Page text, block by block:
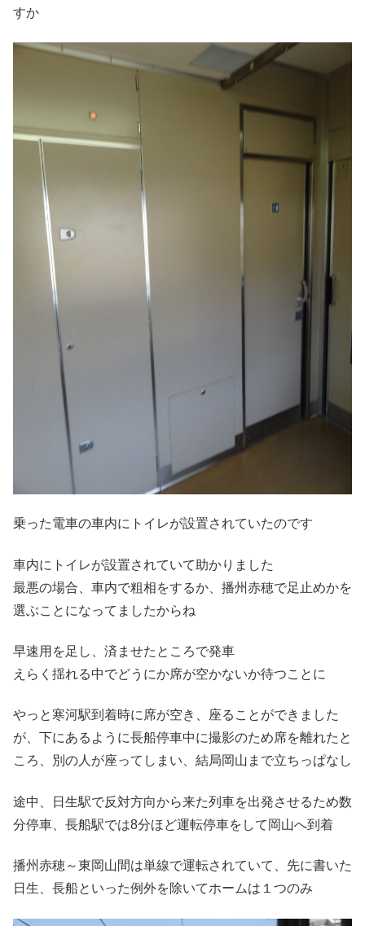
すか
乗った電車の車内にトイレが設置されていたのです
車内にトイレが設置されていて助かりました
最悪の場合、車内で粗相をするか、播州赤穂で足止めかを
選ぶことになってましたからね
早速用を足し、済ませたところで発車
えらく揺れる中でどうにか席が空かないか待つことに
やっと寒河駅到着時に席が空き、座ることができました
が、下にあるように長船停車中に撮影のため席を離れたと
ころ、別の人が座ってしまい、結局岡山まで立ちっぱなし
途中、日生駅で反対方向から来た列車を出発させるため数
分停車、長船駅では8分ほど運転停車をして岡山へ到着
播州赤穂～東岡山間は単線で運転されていて、先に書いた
日生、長船といった例外を除いてホームは１つのみ